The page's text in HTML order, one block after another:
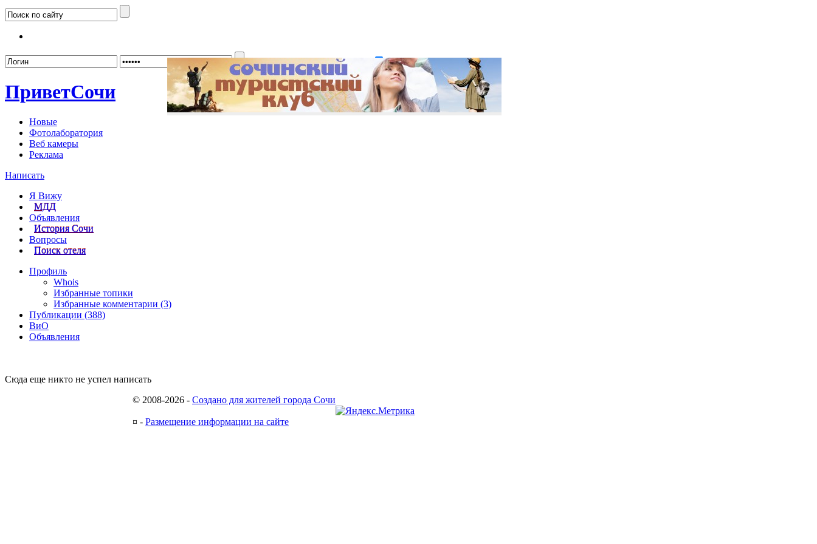
Забыли пароль? Регистрация
ПриветСочи
Новые
Фотолаборатория
Веб камеры
Реклама
Написать
Я Вижу
МДД
Объявления
История Сочи
Вопросы
Поиск отеля
Профиль
Whois
Избранные топики
Избранные комментарии (3)
Публикации (388)
ВиО
Объявления
Сюда еще никто не успел написать
© 2008-2026 - Создано для жителей города Сочи
¤ - Размещение информации на сайте